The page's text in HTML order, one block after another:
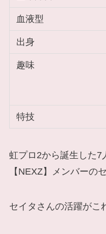
血液型
出身
趣味
特技
虹プロ2から誕生した7
【NEXZ】メンバーの
セイタさんの活躍がこ